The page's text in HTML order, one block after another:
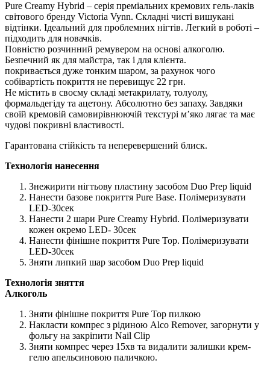
Pure Creamy Hybrid – серія преміальних кремових гель-лаків
світового бренду Victoria Vynn. Складні чисті вишукані
відтінки. Ідеальний для проблемних нігтів. Легкий в роботі –
підходить для новачків.
Повністю розчинний ремувером на основі алкоголю.
Безпечний як для майстра, так і для клієнта.
покривається дуже тонким шаром, за рахунок чого
собівартість покриття не перевищує 22 грн.
Не містить в своєму складі метакрилату, толуолу,
формальдегіду та ацетону. Абсолютно без запаху. Завдяки
своїй кремовій самовирівнюючій текстурі м’яко лягає та має
чудові покривні властивості.
Гарантована стійкість та неперевершений блиск.
Технологія нанесення
Знежирити нігтьову пластину засобом Duo Prep liquid
Нанести базове покриття Pure Base. Полімеризувати
LED-30сек
Нанести 2 шари Pure Creamy Hybrid. Полімеризувати
кожен окремо LED- 30сек
Нанести фінішне покриття Pure Top. Полімеризувати
LED-30сек
Зняти липкий шар засобом Duo Prep liquid
Технологія зняття
Алкоголь
Зняти фінішне покриття Pure Top пилкою
Накласти компрес з рідиною Alco Remover, загорнути у
фольгу на закріпити Nail Clip
Зняти компрес через 15хв та видалити залишки крем-
гелю апельсиновою паличкою.